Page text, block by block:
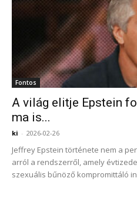
Fontos
A világ elitje Epstein
ma is...
ki - 2026-02-26
Jeffrey Epstein története nem a
arról a rendszerről, amely
szexuális bűnöző kompromittáló